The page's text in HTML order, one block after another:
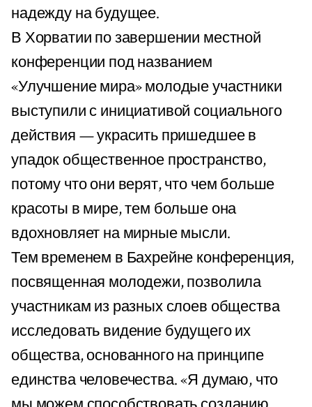
надежду на будущее.
В Хорватии по завершении местной
конференции под названием
«Улучшение мира» молодые участники
выступили с инициативой социального
действия — украсить пришедшее в
упадок общественное пространство,
потому что они верят, что чем больше
красоты в мире, тем больше она
вдохновляет на мирные мысли.
Тем временем в Бахрейне конференция,
посвященная молодежи, позволила
участникам из разных слоев общества
исследовать видение будущего их
общества, основанного на принципе
единства человечества. «Я думаю, что